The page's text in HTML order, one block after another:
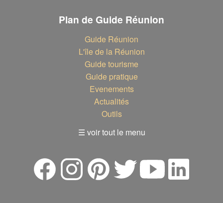
Plan de Guide Réunion
Guide Réunion
L'île de la Réunion
Guide tourisme
Guide pratique
Evenements
Actualités
Outils
☰ voir tout le menu